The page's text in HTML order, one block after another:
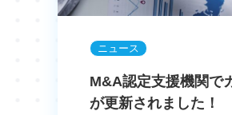
ニュース
M&A認定支援機関で
が更新されました！